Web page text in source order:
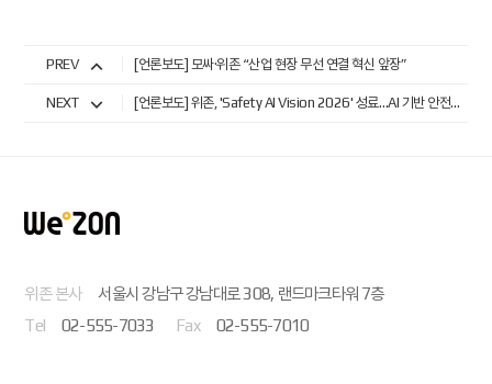
PREV [언론보도] 모싸·위존 “산업 현장 무선 연결 혁신 앞장”
NEXT [언론보도] 위존, 'Safety AI Vision 2026' 성료…AI 기반 안전관리 혁신 전략 제시
위존 본사
서울시 강남구 강남대로 308, 랜드마크타워 7층
Tel
02-555-7033 Fax 02-555-7010